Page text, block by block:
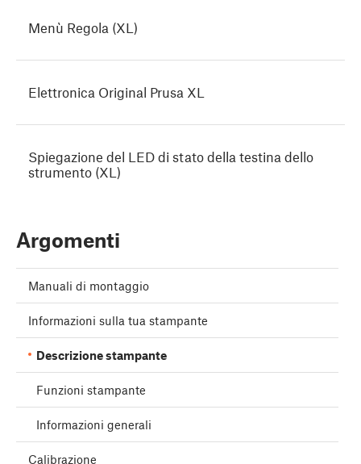
Menù Regola (XL)
Elettronica Original Prusa XL
Spiegazione del LED di stato della testina dello
strumento (XL)
Argomenti
Manuali di montaggio
Informazioni sulla tua stampante
Descrizione stampante
Funzioni stampante
Informazioni generali
Calibrazione